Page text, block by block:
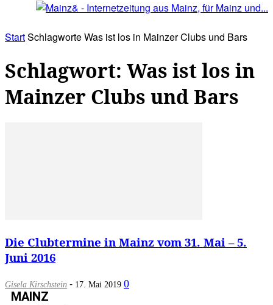
StartSchlagworteWas ist los in Mainzer Clubs und Bars
Schlagwort: Was ist los in
Mainzer Clubs und Bars
Die Clubtermine in Mainz vom 31. Mai – 5.
Juni 2016
Gisela Kirschstein - 17. Mai 2019 0
MAINZ